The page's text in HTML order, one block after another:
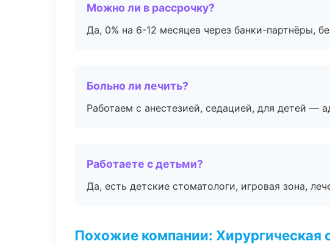
Можно ли в рассрочку?
Да, 0% на 6-12 месяцев через банки-партнёры,
Больно ли лечить?
Работаем с анестезией, седацией, для детей —
Работаете с детьми?
Да, есть детские стоматологи, игровая зона,
Похожие компании: Хирургическая